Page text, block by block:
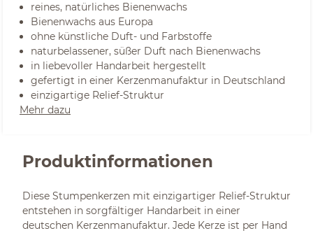
reines, natürliches Bienenwachs
Bienenwachs aus Europa
ohne künstliche Duft- und Farbstoffe
naturbelassener, süßer Duft nach Bienenwachs
in liebevoller Handarbeit hergestellt
gefertigt in einer Kerzenmanufaktur in Deutschland
einzigartige Relief-Struktur
Mehr dazu
Produktinformationen
Diese Stumpenkerzen mit einzigartiger Relief-Struktur
entstehen in sorgfältiger Handarbeit in einer
deutschen Kerzenmanufaktur. Jede Kerze ist per Hand